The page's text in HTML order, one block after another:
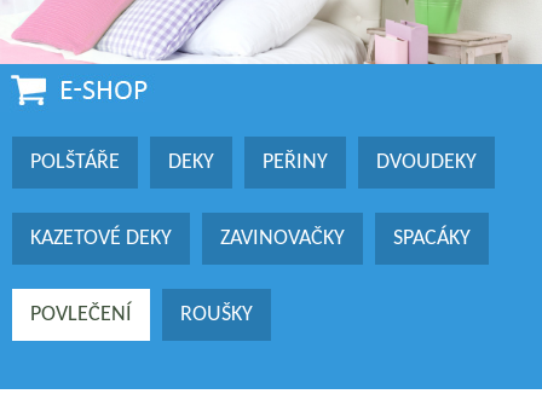
POLŠTÁŘE DEKY PEŘINY DVOUDEKY
KAZETOVÉ DEKY ZAVINOVAČKY SPACÁKY
POVLEČENÍ ROUŠKY